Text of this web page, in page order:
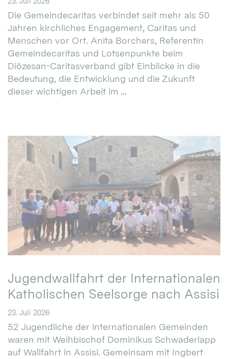
Die Gemeindecaritas verbindet seit mehr als 50
Jahren kirchliches Engagement, Caritas und
Menschen vor Ort. Anita Borchers, Referentin
Gemeindecaritas und Lotsenpunkte beim
Diözesan-Caritasverband gibt Einblicke in die
Bedeutung, die Entwicklung und die Zukunft
dieser wichtigen Arbeit im ...
Jugendwallfahrt der Internationalen
Katholischen Seelsorge nach Assisi
23. Juli 2026
52 Jugendliche der internationalen Gemeinden
waren mit Weihbischof Dominikus Schwaderlapp
auf Wallfahrt in Assisi. Gemeinsam mit Ingbert